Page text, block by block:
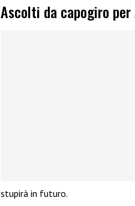
Ascolti da capogiro
stupirà in futuro.